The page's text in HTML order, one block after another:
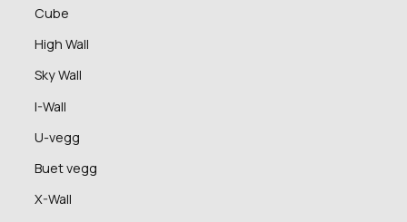
Cube
High Wall
Sky Wall
I-Wall
U-vegg
Buet vegg
X-Wall